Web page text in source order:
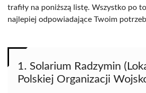
trafiły na poniższą listę. Wszystko po
najlepiej odpowiadające Twoim
1. Solarium Radzymin
Polskiej Organizacji